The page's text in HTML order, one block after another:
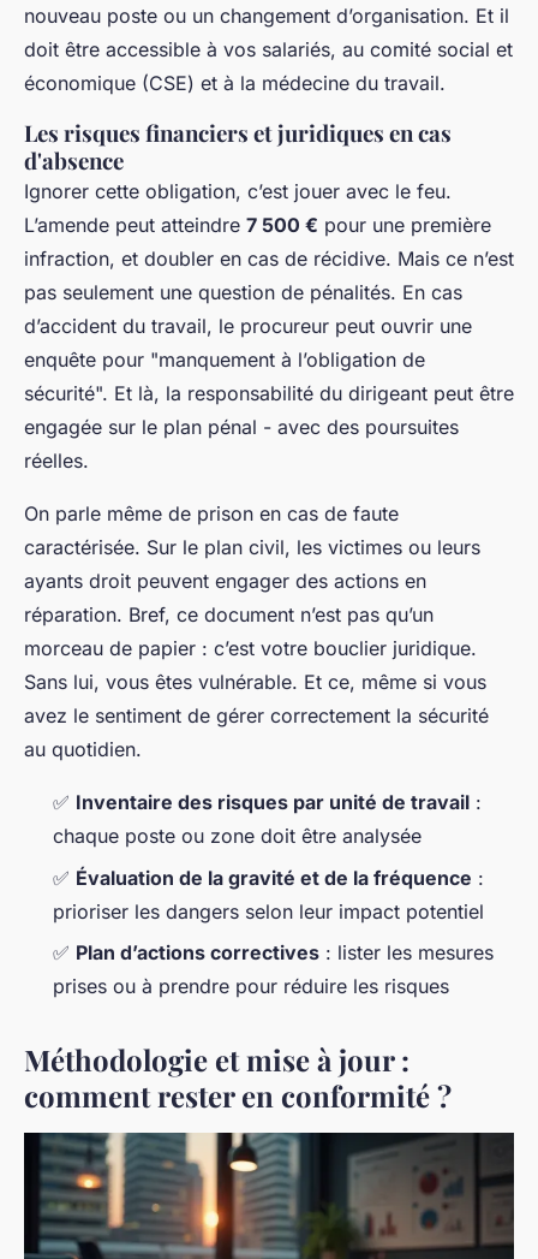
nouveau poste ou un changement d’organisation. Et il
doit être accessible à vos salariés, au comité social et
économique (CSE) et à la médecine du travail.
Les risques financiers et juridiques en cas
d'absence
Ignorer cette obligation, c’est jouer avec le feu.
L’amende peut atteindre 7 500 € pour une première
infraction, et doubler en cas de récidive. Mais ce n’est
pas seulement une question de pénalités. En cas
d’accident du travail, le procureur peut ouvrir une
enquête pour "manquement à l’obligation de
sécurité". Et là, la responsabilité du dirigeant peut être
engagée sur le plan pénal - avec des poursuites
réelles.
On parle même de prison en cas de faute
caractérisée. Sur le plan civil, les victimes ou leurs
ayants droit peuvent engager des actions en
réparation. Bref, ce document n’est pas qu’un
morceau de papier : c’est votre bouclier juridique.
Sans lui, vous êtes vulnérable. Et ce, même si vous
avez le sentiment de gérer correctement la sécurité
au quotidien.
✅ Inventaire des risques par unité de travail :
chaque poste ou zone doit être analysée
✅ Évaluation de la gravité et de la fréquence :
prioriser les dangers selon leur impact potentiel
✅ Plan d’actions correctives : lister les mesures
prises ou à prendre pour réduire les risques
Méthodologie et mise à jour :
comment rester en conformité ?